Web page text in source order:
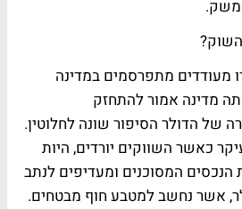
מעודדים מתפרסמים במדינה
מדינה אמור להתחזק
של הדולר הסיפור שונה לחלוטין.
כאשר השווקים יורדים, היות
המסוכנים ומעדיפים לנתב
אשר נחשב למטבע חוף מבטחים.